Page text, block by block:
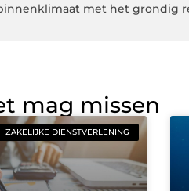
met het grondig
mag missen
ZAKELIJKE DIENSTVERLENING